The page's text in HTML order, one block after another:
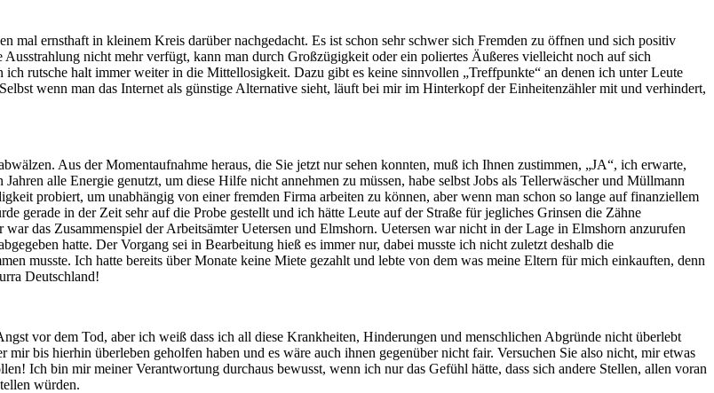
mal ernsthaft in kleinem Kreis darüber nachgedacht. Es ist schon sehr schwer sich Fremden zu öffnen und sich positiv
nicht mehr verfügt, kann man durch Großzügigkeit oder ein poliertes Äußeres vielleicht noch auf sich
rutsche halt immer weiter in die Mittellosigkeit. Dazu gibt es keine sinnvollen „Treffpunkte“ an denen ich unter Leute
wenn man das Internet als günstige Alternative sieht, läuft bei mir im Hinterkopf der Einheitenzähler mit und verhindert,
Aus der Momentaufnahme heraus, die Sie jetzt nur sehen konnten, muß ich Ihnen zustimmen, „JA“, ich erwarte,
alle Energie genutzt, um diese Hilfe nicht annehmen zu müssen, habe selbst Jobs als Tellerwäscher und Müllmann
probiert, um unabhängig von einer fremden Firma arbeiten zu können, aber wenn man schon so lange auf finanziellem
gerade in der Zeit sehr auf die Probe gestellt und ich hätte Leute auf der Straße für jegliches Grinsen die Zähne
das Zusammenspiel der Arbeitsämter Uetersen und Elmshorn. Uetersen war nicht in der Lage in Elmshorn anzurufen
hatte. Der Vorgang sei in Bearbeitung hieß es immer nur, dabei musste ich nicht zuletzt deshalb die
musste. Ich hatte bereits über Monate keine Miete gezahlt und lebte von dem was meine Eltern für mich einkauften, denn
Deutschland!
vor dem Tod, aber ich weiß dass ich all diese Krankheiten, Hinderungen und menschlichen Abgründe nicht überlebt
bis hierhin überleben geholfen haben und es wäre auch ihnen gegenüber nicht fair. Versuchen Sie also nicht, mir etwas
Ich bin mir meiner Verantwortung durchaus bewusst, wenn ich nur das Gefühl hätte, dass sich andere Stellen, allen voran
würden.